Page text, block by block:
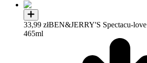
33,99 złBEN&JERRY'S Spectacu-love
465ml